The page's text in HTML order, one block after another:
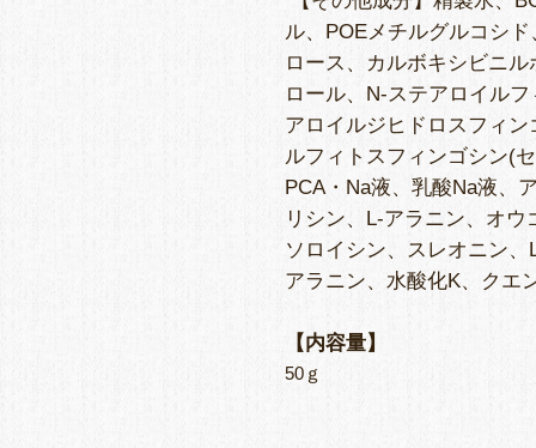
ル、POEメチルグルコシ
ロース、カルボキシビニ
ロール、N-ステアロイル
アロイルジヒドロスフィ
ルフィトスフィンゴシン(
PCA・Na液、乳酸Na液、
リシン、L-アラニン、オ
ソロイシン、スレオニン
アラニン、水酸化K、クエ
【内容量】
50ｇ